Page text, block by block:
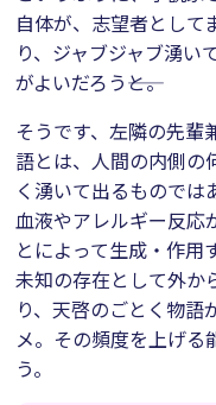
自体が、志望者として
り、ジャブジャブ湧い
がよいだろう――と。
そうです、左隣の先輩
語とは、人間の内側の
く湧いて出るもので
血液やアレルギー反応
とによって生成・作用
未知の存在として外か
り、天啓のごとく物語
メ。その頻度を上げる
う。